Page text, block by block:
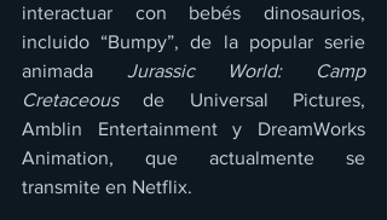
interactuar con bebés dinosaurios,
incluido “Bumpy”, de la popular serie
animada Jurassic World: Camp
Cretaceous de Universal Pictures,
Amblin Entertainment y DreamWorks
Animation, que actualmente se
transmite en Netflix.